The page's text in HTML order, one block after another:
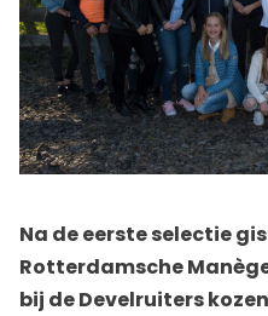
Na de eerste selectie
Rotterdamsche
bij de Develruiters